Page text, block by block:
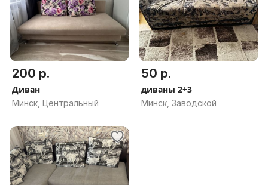
200 р.
Диван
Минск, Центральный
50 р.
диваны 2+3
Минск, Заводской